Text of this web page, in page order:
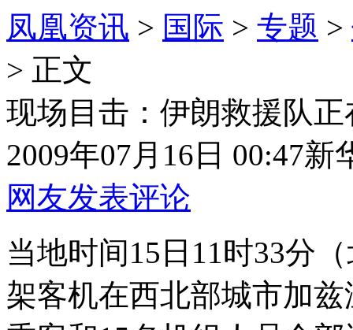
凤凰资讯 > 国际 > 专题 >
> 正文
现场目击：伊朗救援队
2009年07月16日 00:47新
网友发表评论
当地时间15日11时33分
架客机在西北部城市加